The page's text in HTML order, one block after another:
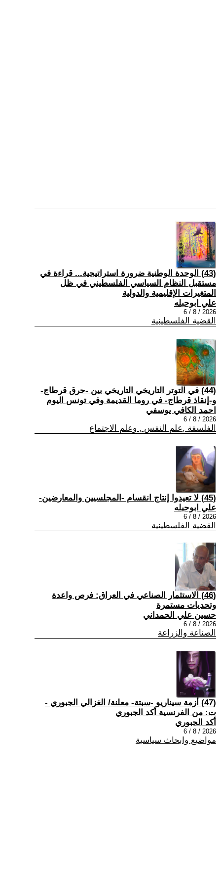
(43) الوحدة الوطنية ضرورة استراتيجية... قراءة في
مستقبل النظام السياسي الفلسطيني في ظل
المتغيرات الإقليمية والدولية
علي ابوحبله
2026 / 8 / 6
القضية الفلسطينية
(44) في التوتر التاريخي التاريخي بين -حرق قرطاج-
و-إنقاذ قرطاج- في روما القديمة وفي تونس اليوم
احمد الكافي يوسفي
2026 / 8 / 6
الفلسفة ,علم النفس , وعلم الاجتماع
(45) لا تعيدوا إنتاج انقسام -المجلسيين والمعارضين-
علي ابوحبله
2026 / 8 / 6
القضية الفلسطينية
(46) الاستثمار الصناعي في العراق: فرص واعدة
وتحديات مستمرة
حسين علي الحمداني
2026 / 8 / 6
الصناعة والزراعة
(47) أزمة سيناريو -سبتة- معلنة/ الغزالي الجبوري -
ت: من الفرنسية أكد الجبوري
أكد الجبوري
2026 / 8 / 6
مواضيع وابحاث سياسية